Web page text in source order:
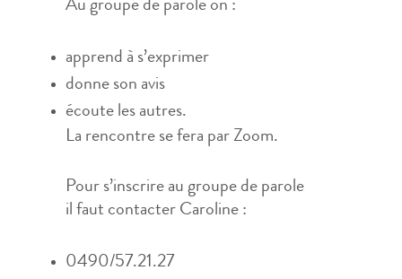
Au groupe de parole on :
apprend à s’exprimer
donne son avis
écoute les autres.
La rencontre se fera par Zoom.
Pour s’inscrire au groupe de parole
il faut contacter Caroline :
0490/57.21.27